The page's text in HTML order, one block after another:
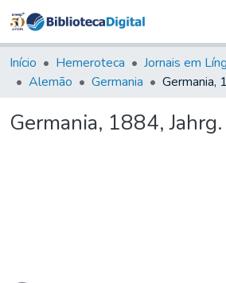
&
Coleções
Tudo na
Digital
Início Hemeroteca
Alemão
Germania
Germania, 1884,